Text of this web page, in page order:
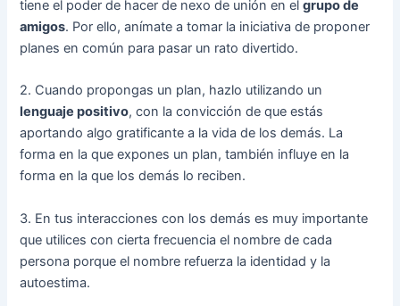
tiene el poder de hacer de nexo de unión en elgrupo de
amigos. Por ello, anímate a tomar la iniciativa de proponer
planes en común para pasar un rato divertido.
2. Cuando propongas un plan, hazlo utilizando un
lenguaje positivo, con la convicción de que estás
aportando algo gratificante a la vida de los demás. La
forma en la que expones un plan, también influye en la
forma en la que los demás lo reciben.
3. En tus interacciones con los demás es muy importante
que utilices con cierta frecuencia el nombre de cada
persona porque el nombre refuerza la identidad y la
autoestima.